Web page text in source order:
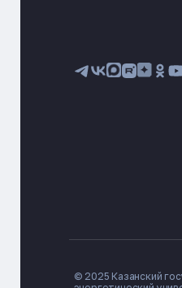
© 2025 Казанский